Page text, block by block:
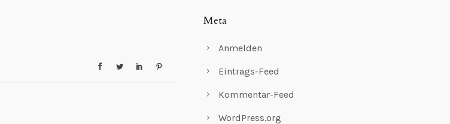
Meta
Anmelden
Eintrags-Feed
Kommentar-Feed
WordPress.org